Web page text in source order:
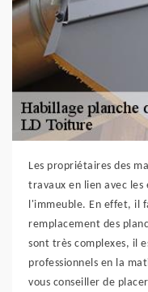
Les propriétaires des
travaux en lien avec
l'immeuble. En effet, il
remplacement des
sont très complexes, il
professionnels en la
vous conseiller de